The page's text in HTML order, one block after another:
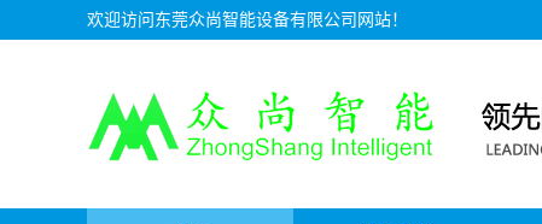
欢迎访问东莞众尚智能设备有限公司网站！